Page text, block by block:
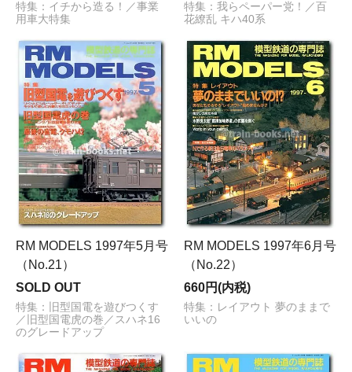
特集：イチから造る！／事業
用車大特集
特集：我らペーパー党！／百
花繚乱 キハ40系
RM MODELS 1997年5月号
（No.21）
SOLD OUT
特集：旧型国電を遊びつくす
／旧型国電虎の巻／スハネ16
のグレードアップ
RM MODELS 1997年6月号
（No.22）
660円(内税)
特集：レイアウト 夢のままで
いいの